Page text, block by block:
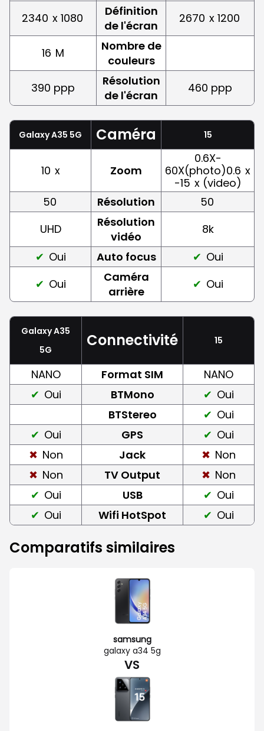
2340 x 1080
Définition
de l'écran
2670 x 1200
16 M
Nombre de
couleurs
390 ppp
Résolution
de l'écran
460 ppp
Galaxy A35 5G Caméra 15
10 x Zoom
0.6X-
60X(photo)0.6 x
-15 x (video)
50
Résolution
50
UHD
Résolution
vidéo
8k
Oui
Auto focus
Oui
Oui
Caméra
arrière
Oui
Galaxy A35
5G
Connectivité 15
NANO Format SIM
NANO
Oui
BTMono
Oui
BTStereo
Oui
Oui
GPS
Oui
Non
Jack
Non
Non
TV Output
Non
Oui
USB
Oui
Oui
Wifi HotSpot Oui
Comparatifs similaires
samsung
galaxy a34 5g
VS